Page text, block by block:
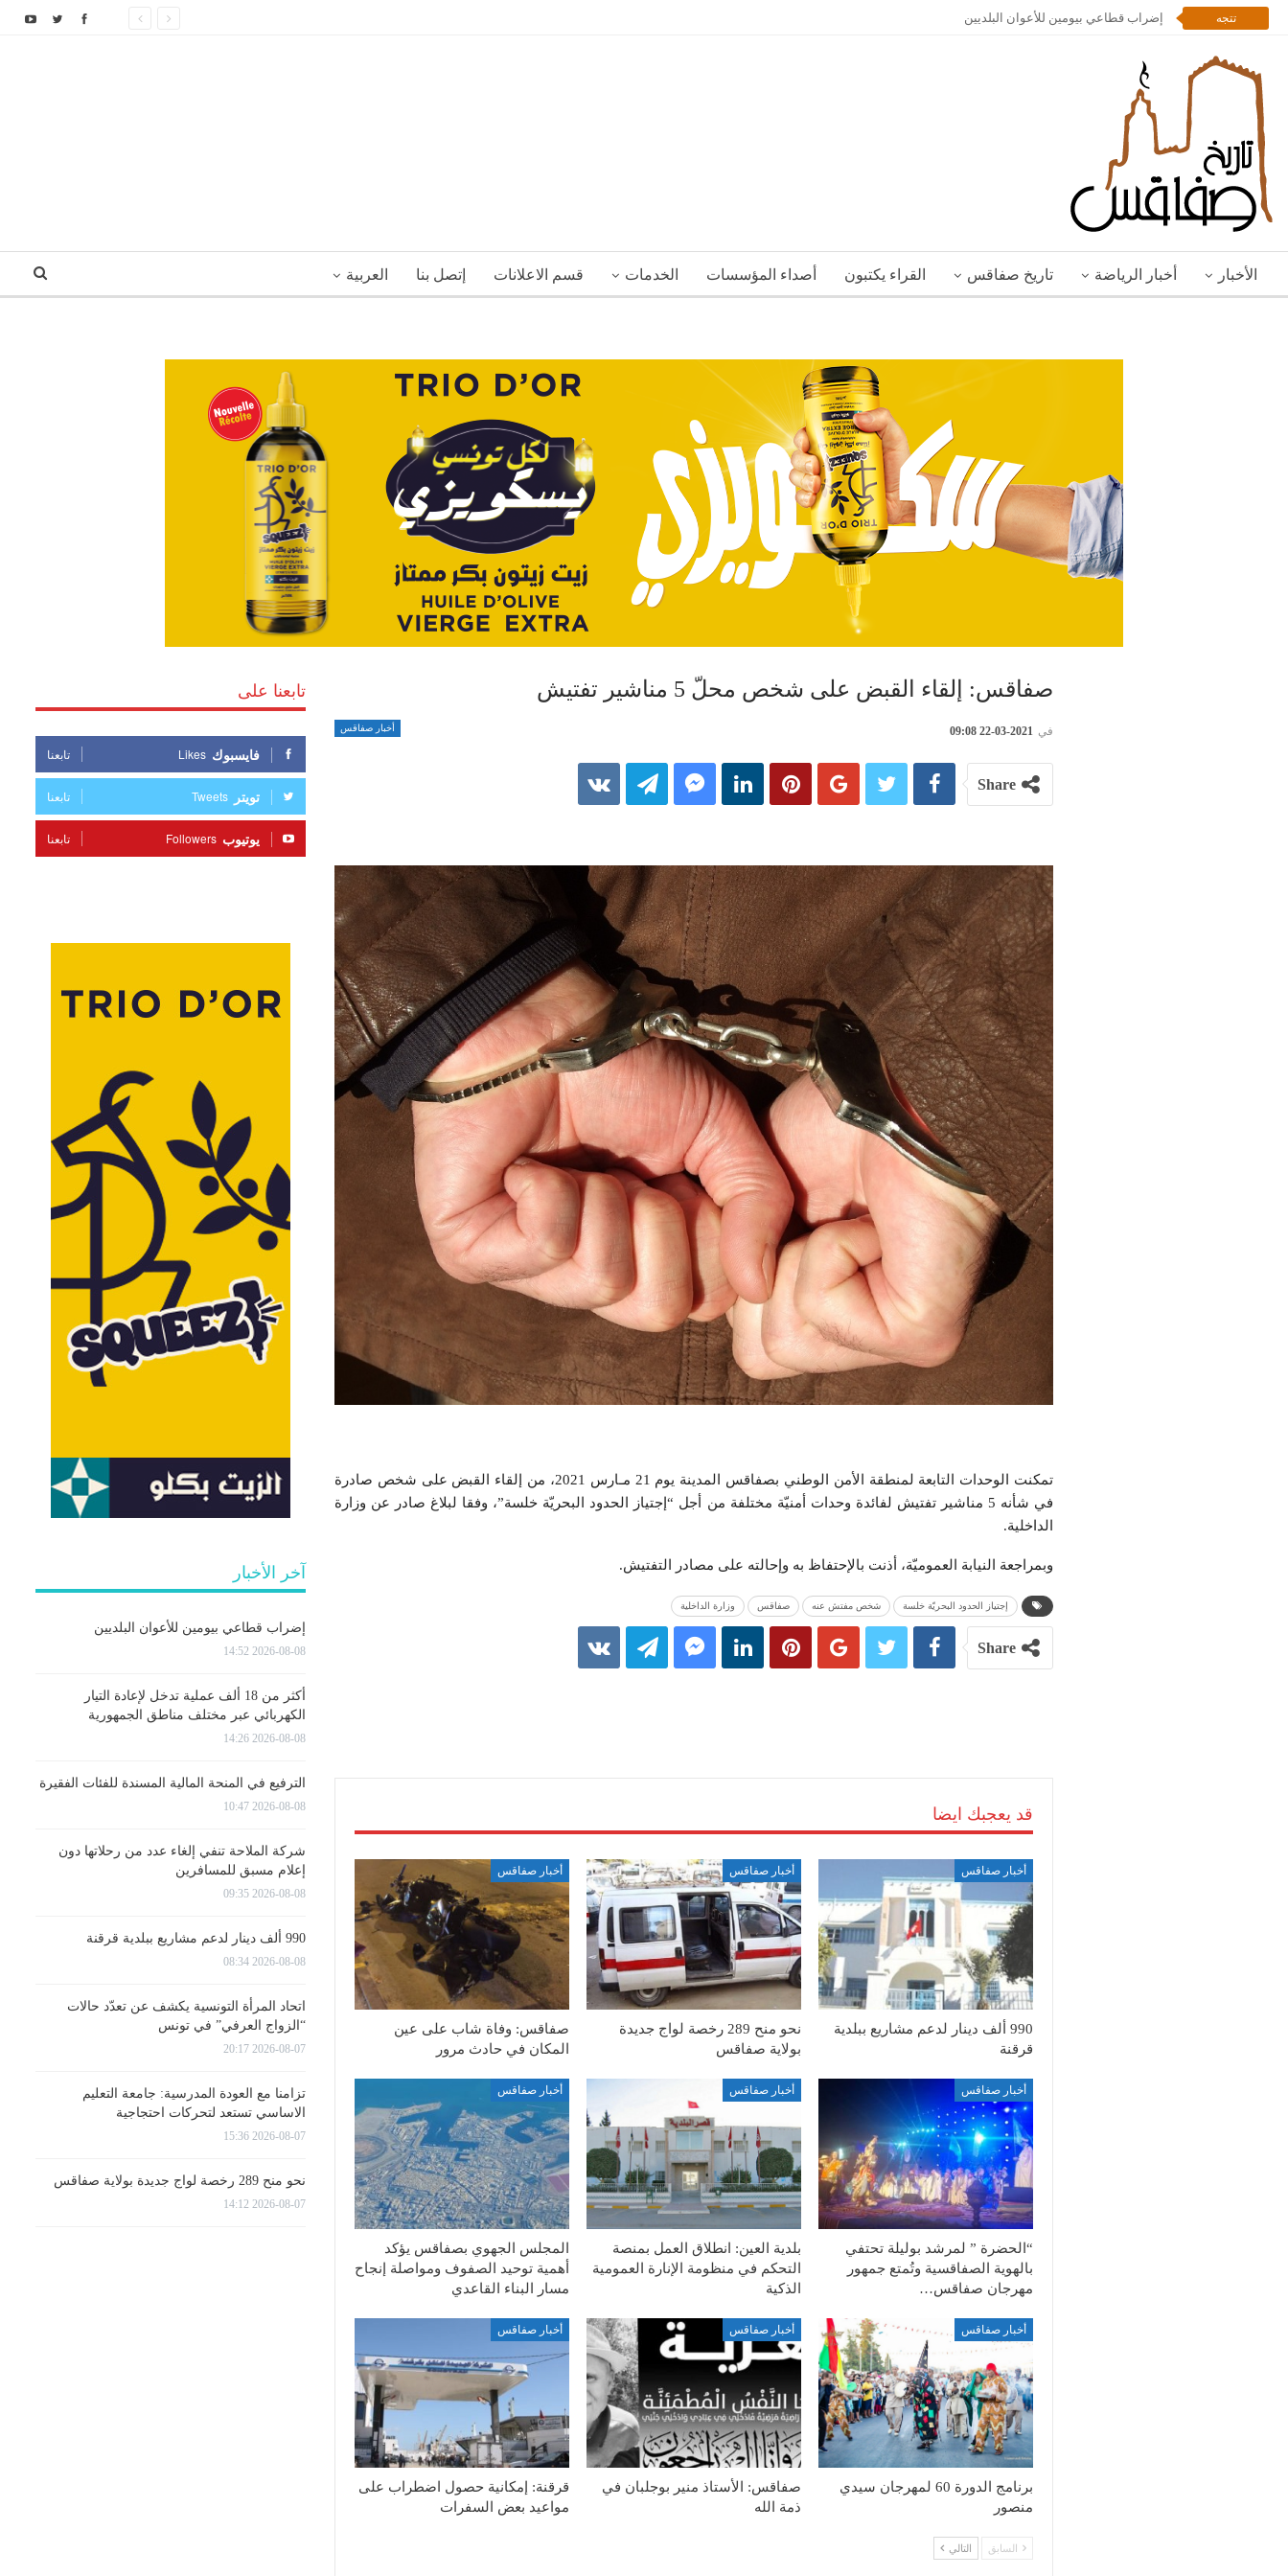
تتجه إضراب قطاعي بيومين للأعوان البلديين
الأخبار أخبار الرياضة تاريخ صفاقس القراء يكتبون أصداء المؤسسات الخدمات قسم الاعلانات إتصل بنا العربية
صفاقس: إلقاء القبض على شخص محلّ 5 مناشير تفتيش
أخبار صفاقس في 2021-03-22 09:08
Share
تمكنت الوحدات التابعة لمنطقة الأمن الوطني بصفاقس المدينة يوم 21 مـارس 2021، من إلقاء القبض على شخص صادرة
في شأنه 5 مناشير تفتيش لفائدة وحدات أمنيّة مختلفة من أجل “إجتياز الحدود البحريّة خلسة”، وفقا لبلاغ صادر عن وزارة
الداخلية.
وبمراجعة النيابة العموميّة، أذنت بالإحتفاظ به وإحالته على مصادر التفتيش.
إجتياز الحدود البحريّة خلسة شخص مفتش عنه صفاقس وزارة الداخلية
Share
قد يعجبك ايضا
أخبار صفاقس
990 ألف دينار لدعم مشاريع ببلدية
قرقنة
أخبار صفاقس
نحو منح 289 رخصة لواج جديدة
بولاية صفاقس
أخبار صفاقس
صفاقس: وفاة شاب على عين
المكان في حادث مرور
أخبار صفاقس
“الحضرة ” لمرشد بوليلة تحتفي
بالهوية الصفاقسية وتُمتع جمهور
مهرجان صفاقس…
أخبار صفاقس
بلدية العين: انطلاق العمل بمنصة
التحكم في منظومة الإنارة العمومية
الذكية
أخبار صفاقس
المجلس الجهوي بصفاقس يؤكد
أهمية توحيد الصفوف ومواصلة إنجاح
مسار البناء القاعدي
أخبار صفاقس
برنامج الدورة 60 لمهرجان سيدي
منصور
أخبار صفاقس
صفاقس: الأستاذ منير بوجلبان في
ذمة الله
أخبار صفاقس
قرقنة: إمكانية حصول اضطراب على
مواعيد بعض السفرات
السابق التالي
تابعنا على
فايسبوك Likes تابعنا
تويتر Tweets تابعنا
يوتيوب Followers تابعنا
آخر الأخبار
إضراب قطاعي بيومين للأعوان البلديين
2026-08-08 14:52
أكثر من 18 ألف عملية تدخل لإعادة التيار
الكهربائي عبر مختلف مناطق الجمهورية
2026-08-08 14:26
الترفيع في المنحة المالية المسندة للفئات الفقيرة
2026-08-08 10:47
شركة الملاحة تنفي إلغاء عدد من رحلاتها دون
إعلام مسبق للمسافرين
2026-08-08 09:35
990 ألف دينار لدعم مشاريع ببلدية قرقنة
2026-08-08 08:34
اتحاد المرأة التونسية يكشف عن تعدّد حالات
“الزواج العرفي” في تونس
2026-08-07 20:17
تزامنا مع العودة المدرسية: جامعة التعليم
الاساسي تستعد لتحركات احتجاجية
2026-08-07 15:36
نحو منح 289 رخصة لواج جديدة بولاية صفاقس
2026-08-07 14:12